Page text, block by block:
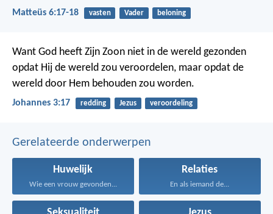
Matteüs 6:17-18 vasten Vader beloning
Want God heeft Zijn Zoon niet in de wereld gezonden
opdat Hij de wereld zou veroordelen, maar opdat de
wereld door Hem behouden zou worden.
Johannes 3:17 redding Jezus veroordeling
Gerelateerde onderwerpen
Huwelijk
Wie een vrouw gevonden...
Relaties
En als iemand de...